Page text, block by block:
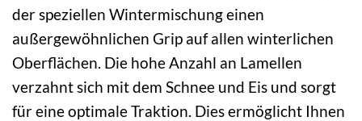
der speziellen Wintermischung einen
außergewöhnlichen Grip auf allen winterlichen
Oberflächen. Die hohe Anzahl an Lamellen
verzahnt sich mit dem Schnee und Eis und sorgt
für eine optimale Traktion. Dies ermöglicht Ihnen